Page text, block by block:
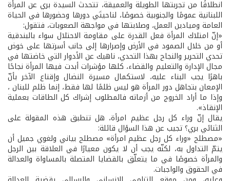
انطلاقًا من تجربتها الطويلة والعميقة، تتحدث السيدة بري عن المرأة
اللبنانية عمومًا والجنوبية خصوصًا، لناحيتَي دورها وحضورها في الحياة
العامة وميادين العمل، وصلابتها في مواجهة الصعوبات، فتقول:
«إنّ امتلاك المرأة فعل القدرة على مقاومة الاحتلال سواء بالبندقية
أو من خلال الصمود في الأرض وإصرارها إلى جانب أسرتها على خوض
تحدي التحرير والنجاح بهذا التحدي، ناهيك عن الأدوار التي خاضتها في
مجال الإدارة والتعليم والقضاء، كلها مؤشرات أبدت فيها المرأة نجاحًا
باهرًا يجب البناء عليه، لاستكمال مسيرة النضال وإقناع الآخر بأنّ
الإمعان بتجاهل دور المرأة هو ليس ظلمًا لها فقط، إنما ظلم للبنان ،
وإذا ما أراد الخروج من أزماته فالمطلوب إشراك كل الطاقات بعملية
الإنقاذ».
يقال إنّ وراء كل رجل عظيم امرأة، هل تنطبق هذه المقولة على
الثنائي بري؟ تجيب عن هذا السؤال قائلة:
«مصطلح «وراء كل رجل عظيم امرأة» مصطلح بياني ولغوي جميل أن
يتمّ التداول به، لكنّه يجب أن لا يكون معيارًا في العلاقة بين الرجل
والمرأة خصوصًا في ما يتعلّق بالقضايا المتصلة بالمساواة والعدالة
في الحقوق والواجبات.